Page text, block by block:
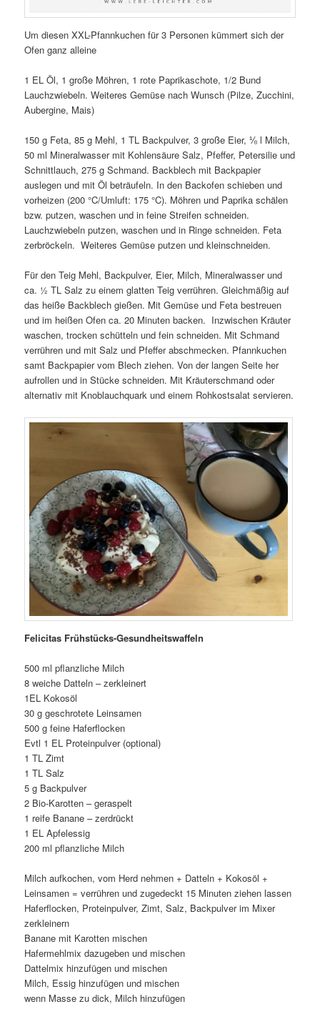
Um diesen XXL-Pfannkuchen für 3 Personen kümmert sich der
Ofen ganz alleine
1 EL Öl, 1 große Möhren, 1 rote Paprikaschote, 1/2 Bund
Lauchzwiebeln. Weiteres Gemüse nach Wunsch (Pilze, Zucchini,
Aubergine, Mais)
150 g Feta, 85 g Mehl, 1 TL Backpulver, 3 große Eier, ⅛ l Milch,
50 ml Mineralwasser mit Kohlensäure Salz, Pfeffer, Petersilie und
Schnittlauch, 275 g Schmand. Backblech mit Backpapier
auslegen und mit Öl beträufeln. In den Backofen schieben und
vorheizen (200 °C/Umluft: 175 °C). Möhren und Paprika schälen
bzw. putzen, waschen und in feine Streifen schneiden.
Lauchzwiebeln putzen, waschen und in Ringe schneiden. Feta
zerbröckeln. Weiteres Gemüse putzen und kleinschneiden.
Für den Teig Mehl, Backpulver, Eier, Milch, Mineralwasser und
ca. 1⁄2 TL Salz zu einem glatten Teig verrühren. Gleichmäßig auf
das heiße Backblech gießen. Mit Gemüse und Feta bestreuen
und im heißen Ofen ca. 20 Minuten backen. Inzwischen Kräuter
waschen, trocken schütteln und fein schneiden. Mit Schmand
verrühren und mit Salz und Pfeffer abschmecken. Pfannkuchen
samt Backpapier vom Blech ziehen. Von der langen Seite her
aufrollen und in Stücke schneiden. Mit Kräuterschmand oder
alternativ mit Knoblauchquark und einem Rohkostsalat servieren.
Felicitas Frühstücks-Gesundheitswaffeln
500 ml pflanzliche Milch
8 weiche Datteln – zerkleinert
1EL Kokosöl
30 g geschrotete Leinsamen
500 g feine Haferflocken
Evtl 1 EL Proteinpulver (optional)
1 TL Zimt
1 TL Salz
5 g Backpulver
2 Bio-Karotten – geraspelt
1 reife Banane – zerdrückt
1 EL Apfelessig
200 ml pflanzliche Milch
Milch aufkochen, vom Herd nehmen + Datteln + Kokosöl +
Leinsamen = verrühren und zugedeckt 15 Minuten ziehen lassen
Haferflocken, Proteinpulver, Zimt, Salz, Backpulver im Mixer
zerkleinern
Banane mit Karotten mischen
Hafermehlmix dazugeben und mischen
Dattelmix hinzufügen und mischen
Milch, Essig hinzufügen und mischen
wenn Masse zu dick, Milch hinzufügen